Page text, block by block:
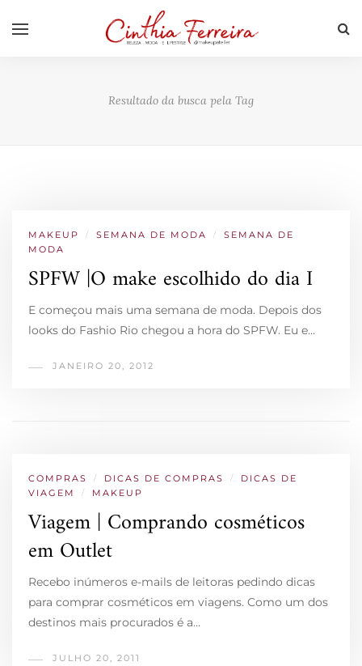
Resultado da busca pela Tag
MAKEUP / SEMANA DE MODA /
SEMANA DE
MODA
SPFW |O make escolhido do dia I
E começou mais uma semana de moda. Depois dos
looks do Fashio Rio chegou a hora do SPFW. Eu e…
JANEIRO 20, 2012
COMPRAS / DICAS DE COMPRAS /
DICAS DE
VIAGEM
/ MAKEUP
Viagem | Comprando cosméticos
em Outlet
Recebo inúmeros e-mails de leitoras pedindo dicas
para comprar cosméticos em viagens. Como um dos
destinos mais procurados é a…
JULHO 20, 2011